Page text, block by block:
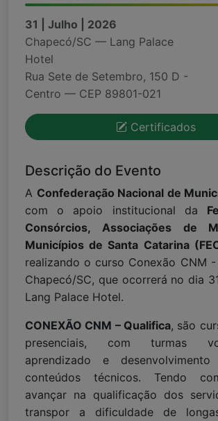
31 | Julho | 2026
Chapecó/SC — Lang Palace
Hotel
Rua Sete de Setembro, 150 D -
Centro — CEP 89801-021
Certificados
Descrição do Evento
A Confederação Nacional de
com o apoio institucional da
Consórcios, Associações de
Municípios de Santa Catarina
realizando o curso Conexão CNM
Chapecó/SC, que ocorrerá no dia
Lang Palace Hotel.
CONEXÃO CNM – Qualifica, são
presenciais, com turmas
aprendizado e
conteúdos técnicos. Tendo
avançar na qualificação dos
transpor a dificuldade de